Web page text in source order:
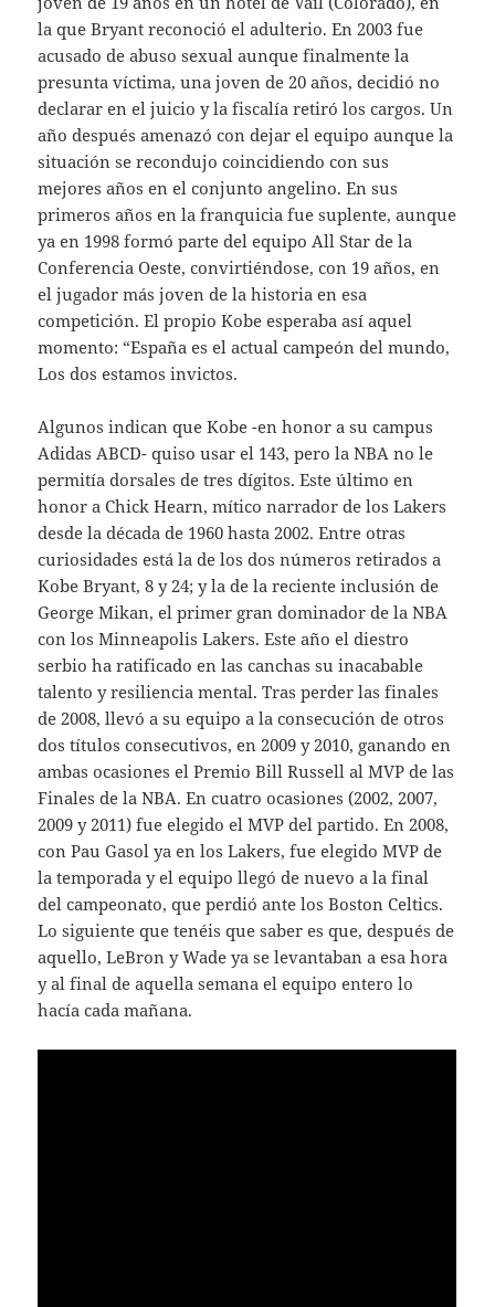
la que Bryant reconoció el adulterio. En 2003 fue
acusado de abuso sexual aunque finalmente la
presunta víctima, una joven de 20 años, decidió no
declarar en el juicio y la fiscalía retiró los cargos. Un
año después amenazó con dejar el equipo aunque la
situación se recondujo coincidiendo con sus
mejores años en el conjunto angelino. En sus
primeros años en la franquicia fue suplente, aunque
ya en 1998 formó parte del equipo All Star de la
Conferencia Oeste, convirtiéndose, con 19 años, en
el jugador más joven de la historia en esa
competición. El propio Kobe esperaba así aquel
momento: “España es el actual campeón del mundo,
Los dos estamos invictos.
Algunos indican que Kobe -en honor a su campus
Adidas ABCD- quiso usar el 143, pero la NBA no le
permitía dorsales de tres dígitos. Este último en
honor a Chick Hearn, mítico narrador de los Lakers
desde la década de 1960 hasta 2002. Entre otras
curiosidades está la de los dos números retirados a
Kobe Bryant, 8 y 24; y la de la reciente inclusión de
George Mikan, el primer gran dominador de la NBA
con los Minneapolis Lakers. Este año el diestro
serbio ha ratificado en las canchas su inacabable
talento y resiliencia mental. Tras perder las finales
de 2008, llevó a su equipo a la consecución de otros
dos títulos consecutivos, en 2009 y 2010, ganando en
ambas ocasiones el Premio Bill Russell al MVP de las
Finales de la NBA. En cuatro ocasiones (2002, 2007,
2009 y 2011) fue elegido el MVP del partido. En 2008,
con Pau Gasol ya en los Lakers, fue elegido MVP de
la temporada y el equipo llegó de nuevo a la final
del campeonato, que perdió ante los Boston Celtics.
Lo siguiente que tenéis que saber es que, después de
aquello, LeBron y Wade ya se levantaban a esa hora
y al final de aquella semana el equipo entero lo
hacía cada mañana.